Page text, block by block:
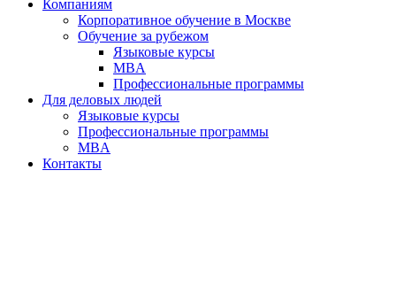
Компаниям
Корпоративное обучение в Москве
Обучение за рубежом
Языковые курсы
MBA
Профессиональные программы
Для деловых людей
Языковые курсы
Профессиональные программы
MBA
Контакты